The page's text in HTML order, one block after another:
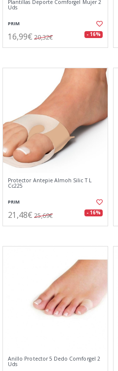
Plantillas Deporte Comforgel Mujer 2
Uds
PRIM
16,99€ 20,32€ - 16%
Protector Antepie Almoh Silic T L
Cc225
PRIM
21,48€ 25,69€ - 16%
Anillo Protector 5 Dedo Comforgel 2
Uds